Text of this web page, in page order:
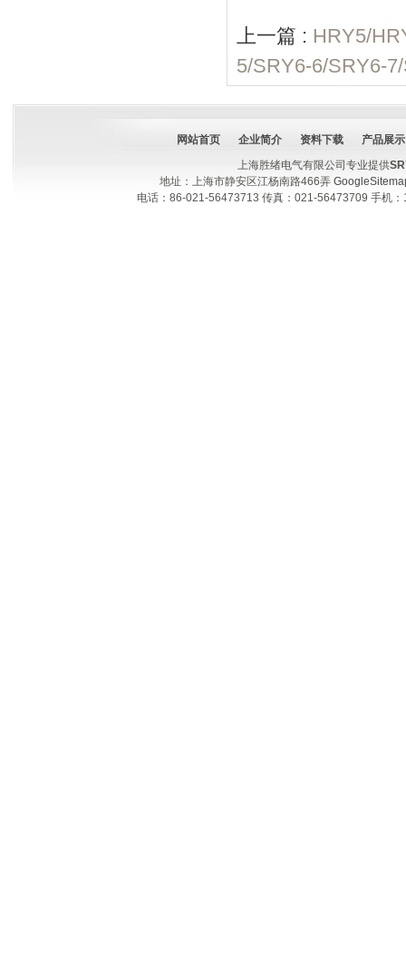
上一篇 : HRY5/
5/SRY6-6/SRY6-
网站首页 企业简介 资料下载
产品展示
上海胜绪电气有限公司专业提供
地址：上海市静安区江杨南路466弄
电话：86-021-56473713 传真：021-56473709 手机